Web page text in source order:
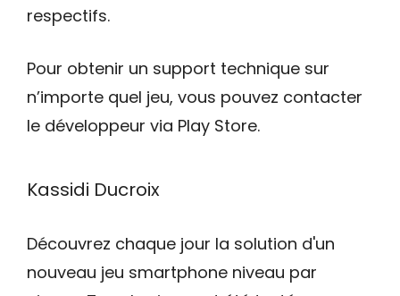
respectifs.
Pour obtenir un support technique sur
n’importe quel jeu, vous pouvez contacter
le développeur via Play Store.
Kassidi Ducroix
Découvrez chaque jour la solution d'un
nouveau jeu smartphone niveau par